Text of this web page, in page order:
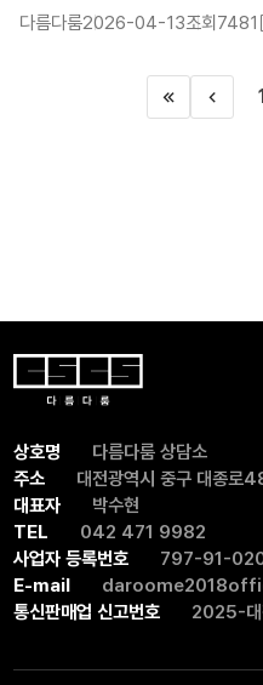
감사합니다.
조직 내 소통 방식과 협업
통해자신과 타인의 차이를
가능한 소통 방법을 익혔
다름다룸2026-04-13조회7481
처음으로이전페
상호명
다름다룸 상담소
주소
대전광역시 중구 대종로
대표자
박수현
TEL
042 471 9982
사업자 등록번호
797-91-
E-mail
통신판매업 신고번호
2025-